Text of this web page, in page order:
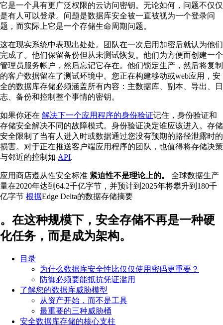
它是一个具有更广泛权限的云访问密钥。无论如何，问题不仅仅
是有人可以登录。问题是数据库安全被一直被视为一个登录问
题，而实际上它是一个存储生命周期问题。
这在现实系统中表现出处处。团队在一次启用加密后就认为他们
完成了。他们保留备份但从未测试恢复。他们为方便而创建一个
管理员服务帐户，然后忘记它存在。他们锁定生产，然后将复制
的客户数据留在了测试环境中。您正在构建移动或web应用，安
全的数据库存储必须涵盖所有内容：主数据库、副本、导出、日
志、备份和控制整个事情的密钥。
如果你还在 解决下一个应用程序的身份验证记住，身份验证和
存储安全解决不同的故障模式。身份验证决定谁应该进入。存储
安全限制了当有人进入时或数据通过您没有预期的路径泄露时的
损害。对于正在推送客户端应用程序的团队，也值得将存储决策
与邻近的控制如 API.
应用商店遵从性安全标准 紧迫性不是理论上的。
全球数据生产
量在2020年达到64.2千亿字节，并预计到2025年将攀升到180千
亿字节 根据Edge Delta的数据存储摘要
。在这种规模下，安全存储不再是一种硬
化任务，而是成为架构。
目录
为什么数据库安全性比仅仅使用密码更重要？
防御必须要能抵抗凭证滥用
了解您的数据库威胁模型
从资产开始，而不是工具
最重要的三种威胁桶
安全数据库存储的核心支柱